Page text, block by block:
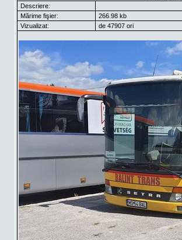
Descriere:
Mărime fişier:
266.98 kb
Vizualizat:
de 47907 ori